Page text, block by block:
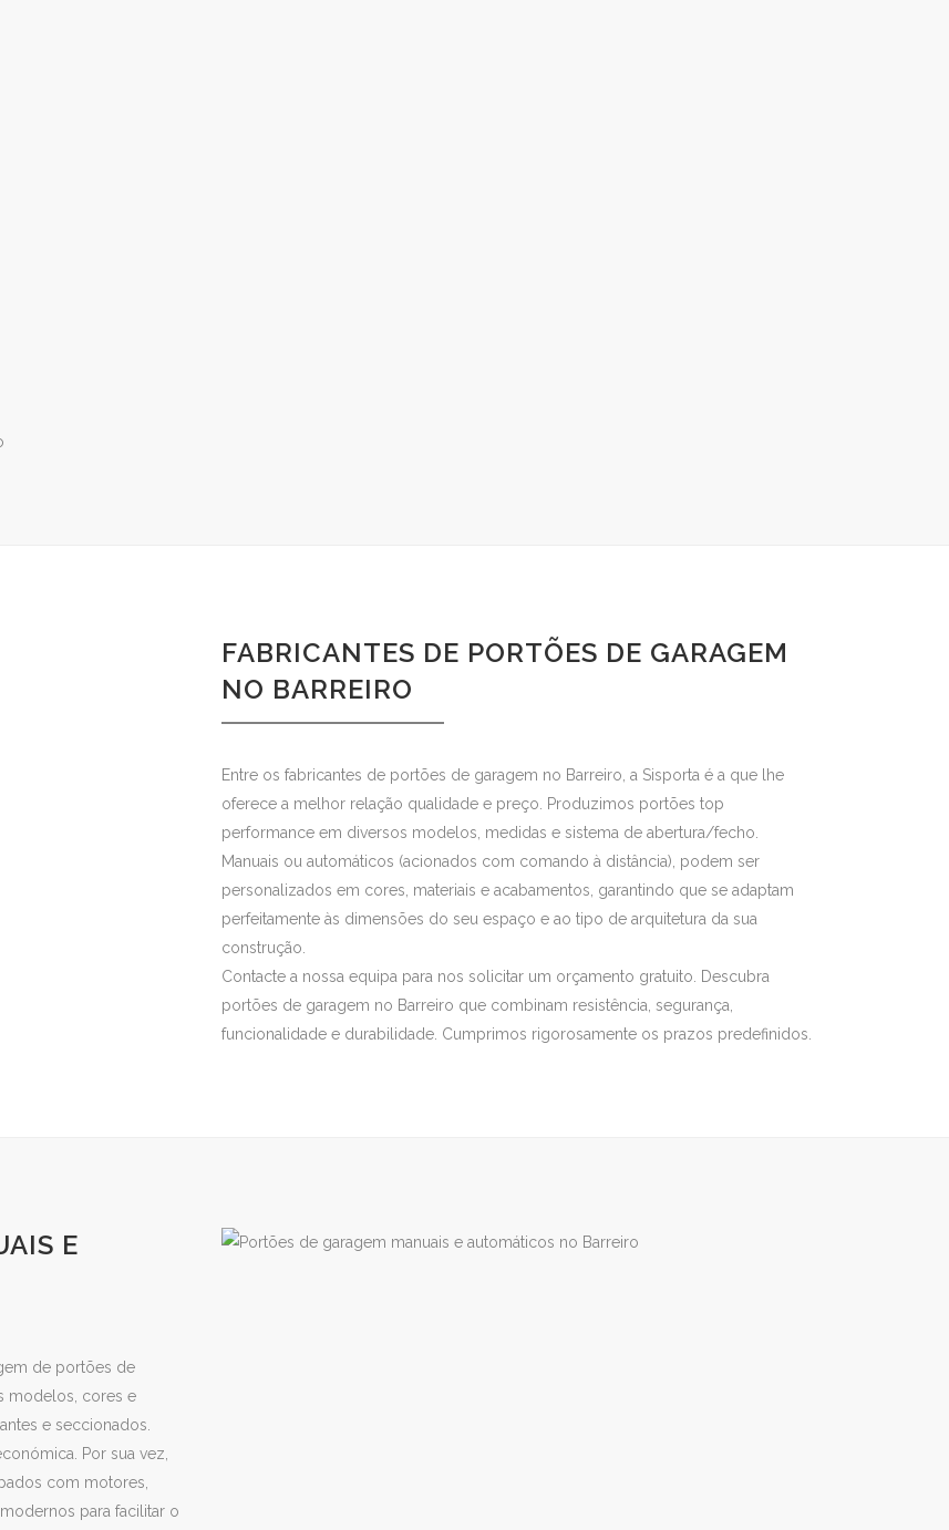
FABRICANTES DE PORTÕES DE GARAGEM
NO BARREIRO
Entre os fabricantes de portões de garagem no Barreiro, a Sisporta é a que lhe
oferece a melhor relação qualidade e preço. Produzimos portões top
performance em diversos modelos, medidas e sistema de abertura/fecho.
Manuais ou automáticos (acionados com comando à distância), podem ser
personalizados em cores, materiais e acabamentos, garantindo que se adaptam
perfeitamente às dimensões do seu espaço e ao tipo de arquitetura da sua
construção.
Contacte a nossa equipa para nos solicitar um orçamento gratuito. Descubra
portões de garagem no Barreiro que combinam resistência, segurança,
funcionalidade e durabilidade. Cumprimos rigorosamente os prazos predefinidos.
E
de portões de
modelos, cores e
e seccionados.
Por sua vez,
com motores,
para facilitar o